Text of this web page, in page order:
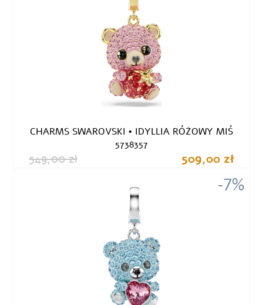
CHARMS SWAROVSKI • IDYLLIA RÓŻOWY MIŚ
5738357
549,00 zł 509,00 zł
-7%